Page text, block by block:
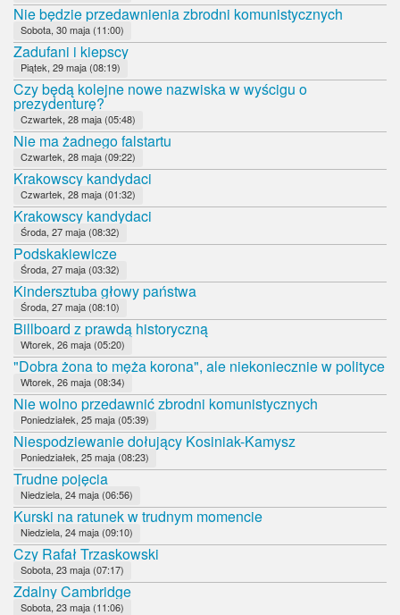
Nie będzie przedawnienia zbrodni komunistycznych
Sobota, 30 maja (11:00)
Zadufani i kiepscy
Piątek, 29 maja (08:19)
Czy będą kolejne nowe nazwiska w wyścigu o
prezydenturę?
Czwartek, 28 maja (05:48)
Nie ma żadnego falstartu
Czwartek, 28 maja (09:22)
Krakowscy kandydaci
Czwartek, 28 maja (01:32)
Krakowscy kandydaci
Środa, 27 maja (08:32)
Podskakiewicze
Środa, 27 maja (03:32)
Kindersztuba głowy państwa
Środa, 27 maja (08:10)
Billboard z prawdą historyczną
Wtorek, 26 maja (05:20)
"Dobra żona to męża korona", ale niekoniecznie w polityce
Wtorek, 26 maja (08:34)
Nie wolno przedawnić zbrodni komunistycznych
Poniedziałek, 25 maja (05:39)
Niespodziewanie dołujący Kosiniak-Kamysz
Poniedziałek, 25 maja (08:23)
Trudne pojęcia
Niedziela, 24 maja (06:56)
Kurski na ratunek w trudnym momencie
Niedziela, 24 maja (09:10)
Czy Rafał Trzaskowski
Sobota, 23 maja (07:17)
Zdalny Cambridge
Sobota, 23 maja (11:06)